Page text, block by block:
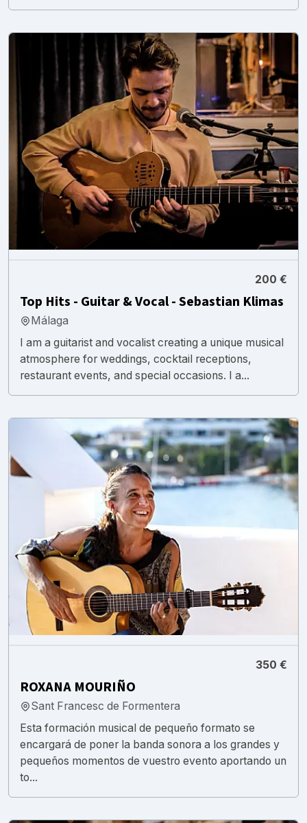
200 €
Top Hits - Guitar & Vocal - Sebastian Klimas
Málaga
I am a guitarist and vocalist creating a unique musical
atmosphere for weddings, cocktail receptions,
restaurant events, and special occasions. I a...
350 €
ROXANA MOURIÑO
Sant Francesc de Formentera
Esta formación musical de pequeño formato se
encargará de poner la banda sonora a los grandes y
pequeños momentos de vuestro evento aportando un
to...